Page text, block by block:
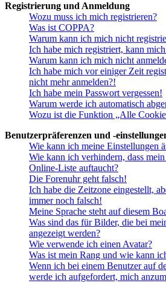
Registrierung und Anmeldung
Wozu muss ich mich registrieren?
Was ist COPPA?
Warum kann ich mich nicht
Ich habe mich registriert, kann
Warum kann ich mich nicht
Ich habe mich vor einiger Zeit
nicht mehr anmelden?!
Ich habe mein Passwort vergessen!
Warum werde ich automatisch
Wozu ist die Funktion „Alle
Benutzerpräferenzen und -
Wie kann ich meine Einstellungen
Wie kann ich verhindern, dass
Online-Liste auftaucht?
Die Forenuhr geht falsch!
Ich habe die Zeitzone eingestellt,
immer noch falsch!
Meine Sprache steht auf diesem
Was sind das für Bilder, die bei
angezeigt werden?
Wie verwende ich einen Avatar?
Was ist mein Rang und wie kann
Wenn ich bei einem Benutzer auf
werde ich aufgefordert, mich